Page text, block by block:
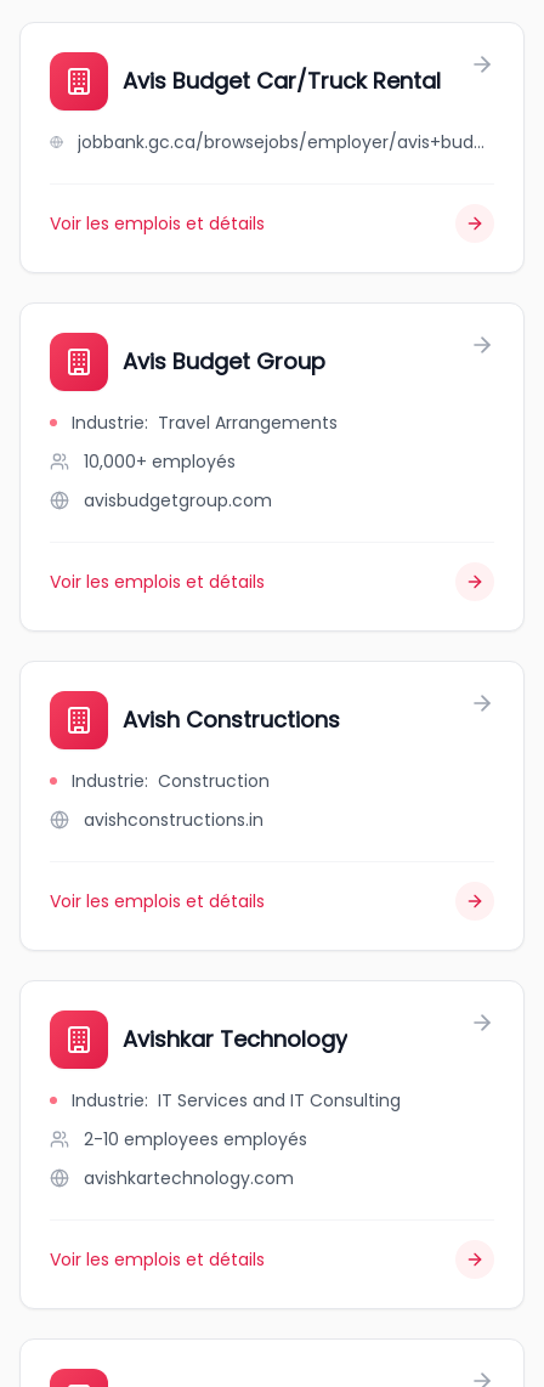
Avis Budget Car/Truck Rental
jobbank.gc.ca/browsejobs/employer/avis+budget+car%2Ftruck+rental/ca
Voir les emplois et détails
Avis Budget Group
Industrie: Travel Arrangements
10,000+ employés
avisbudgetgroup.com
Voir les emplois et détails
Avish Constructions
Industrie: Construction
avishconstructions.in
Voir les emplois et détails
Avishkar Technology
Industrie: IT Services and IT Consulting
2-10 employees employés
avishkartechnology.com
Voir les emplois et détails